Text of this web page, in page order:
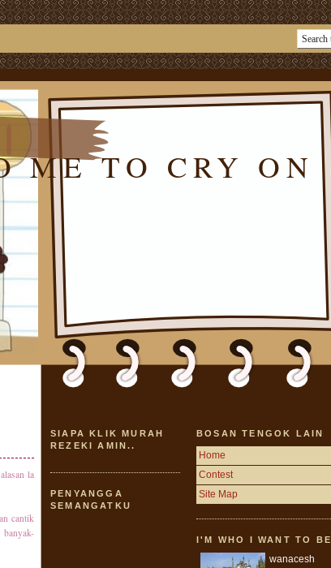
ME TO CRY ON
la
cantik
BOSAN TENGOK LAIN
Home
Contest
Site Map
I'M WHO I WANT TO BE
wanacesh
SIAPA KLIK MURAH
REZEKI AMIN..
PENYANGGA
SEMANGATKU